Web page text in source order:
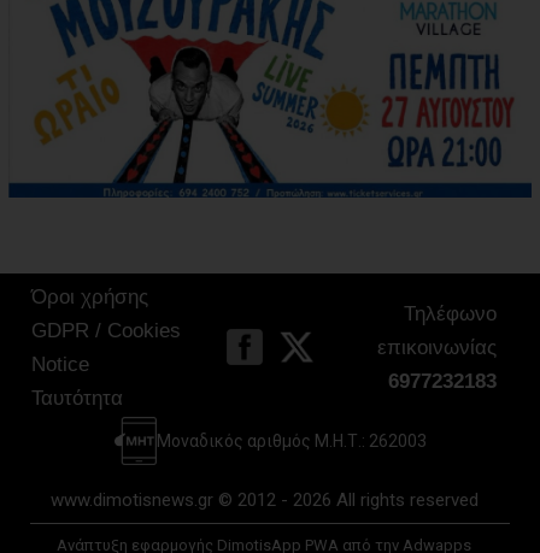
Όροι χρήσης
GDPR / Cookies
Notice
Ταυτότητα
Τηλέφωνο
επικοινωνίας
6977232183
Μοναδικός αριθμός Μ.Η.Τ.: 262003
www.dimotisnews.gr © 2012 - 2026 All rights reserved
Ανάπτυξη εφαρμογής DimotisApp PWA από την Adwapps